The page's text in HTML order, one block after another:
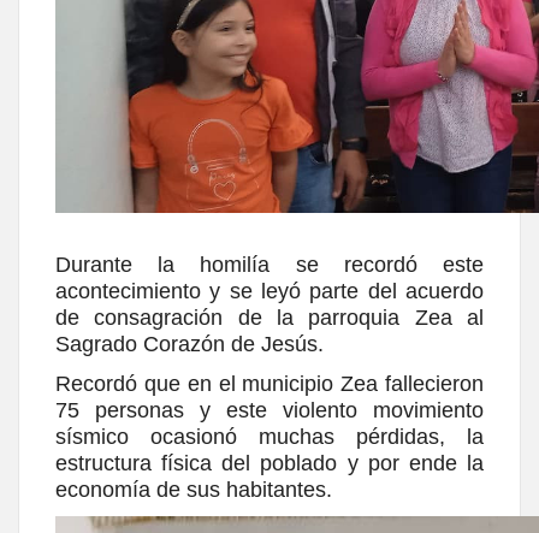
Durante la homilía se recordó este
acontecimiento y se leyó parte del acuerdo
de consagración de la parroquia Zea al
Sagrado Corazón de Jesús.
Recordó que en el municipio Zea fallecieron
75 personas y este violento movimiento
sísmico ocasionó muchas pérdidas, la
estructura física del poblado y por ende la
economía de sus habitantes.